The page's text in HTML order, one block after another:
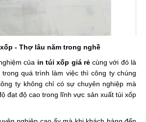
- Thợ lâu năm trong nghề
của in túi xốp giá rẻcùng với đó là
quá trình làm việc thì công ty chúng
ty không chỉ có sự chuyên nghiệp mà
đạt độ cao trong lĩnh vực sản xuất túi xốp